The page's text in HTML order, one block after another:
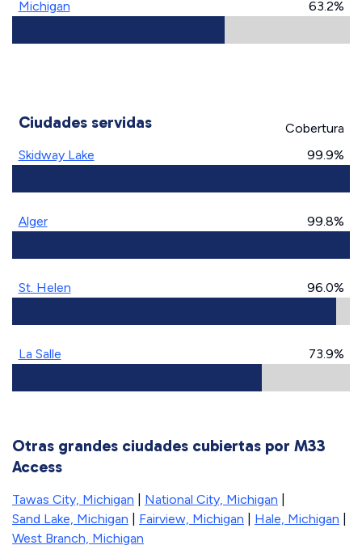
Michigan 63.2%
Ciudades servidas
Cobertura
Skidway Lake
99.9%
Alger 99.8%
St. Helen 96.0%
La Salle 73.9%
Otras grandes ciudades cubiertas por M33
Access
Tawas City, Michigan National City, Michigan
Sand Lake, Michigan
Fairview, Michigan Hale, Michigan
West Branch, Michigan